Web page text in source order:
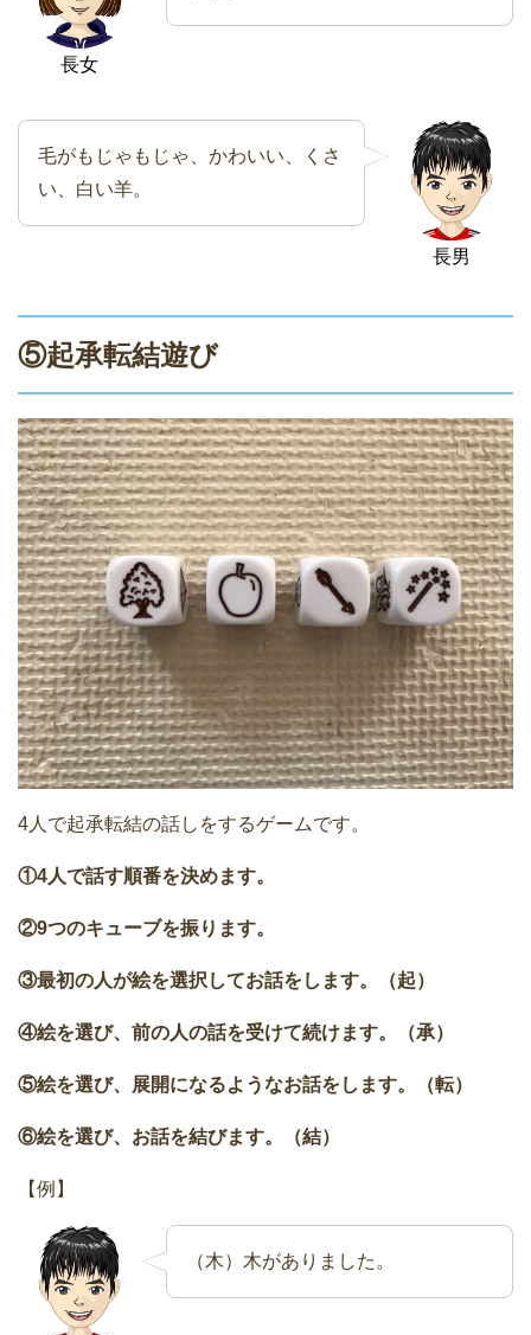
長女
長男
毛がもじゃもじゃ、かわいい、くさ
い、白い羊。
⑤起承転結遊び
4人で起承転結の話しをするゲームです。
①4人で話す順番を決めます。
②9つのキューブを振ります。
③最初の人が絵を選択してお話をします。（起）
④絵を選び、前の人の話を受けて続けます。（承）
⑤絵を選び、展開になるようなお話をします。（転）
⑥絵を選び、お話を結びます。（結）
【例】
（木）木がありました。